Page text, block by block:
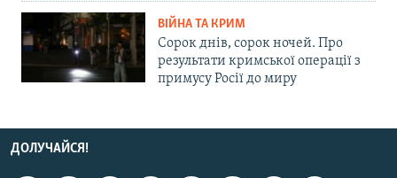
ВІЙНА ТА КРИМ
Сорок днів, сорок ночей. Про
результати кримської операції з
примусу Росії до миру
ДОЛУЧАЙСЯ!